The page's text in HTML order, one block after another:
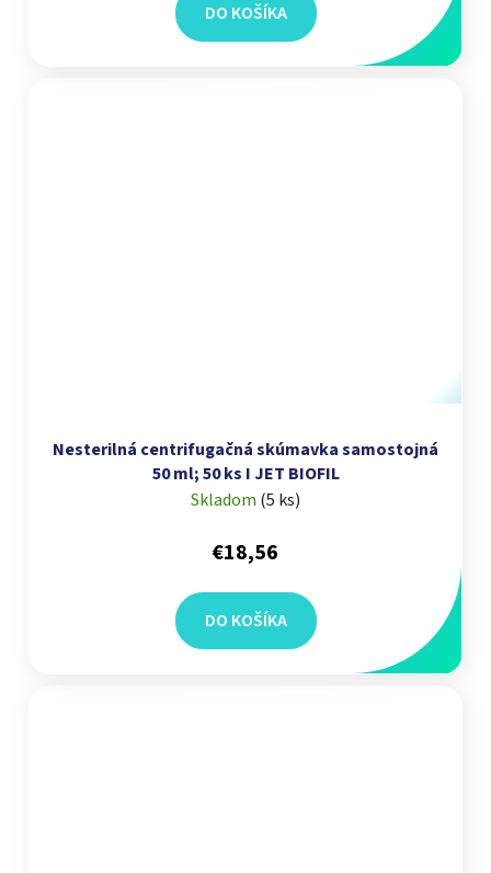
DO KOŠÍKA
Nesterilná centrifugačná skúmavka samostojná
50 ml; 50 ks I JET BIOFIL
Skladom (5 ks)
€18,56
DO KOŠÍKA